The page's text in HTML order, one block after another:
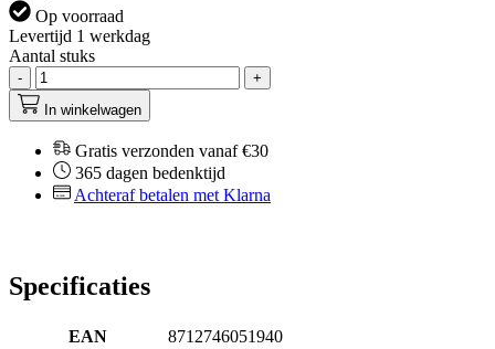
Op voorraad
Levertijd 1 werkdag
Aantal stuks
-
+
In winkelwagen
Gratis verzonden vanaf €30
365 dagen bedenktijd
Achteraf betalen met Klarna
Specificaties
EAN
8712746051940